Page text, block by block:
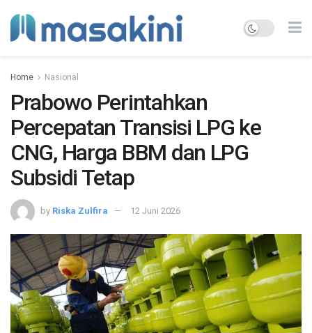
Home Nasional
Prabowo Perintahkan
Percepatan Transisi LPG ke
CNG, Harga BBM dan LPG
Subsidi Tetap
by Riska Zulfira 12 Juni 2026